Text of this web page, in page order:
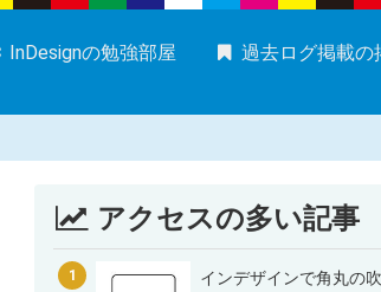
InDesignの勉強部屋 過去ログ掲載の
アクセスの多い記事
1 インデザインで角丸の